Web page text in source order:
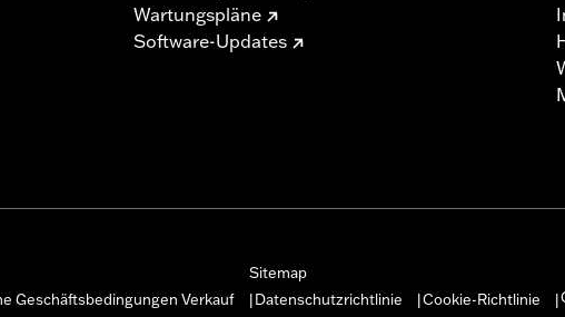
Wartungspläne
Software-Updates
Sitemap
Geschäftsbedingungen Verkauf Datenschutzrichtlinie Cookie-Richtlinie